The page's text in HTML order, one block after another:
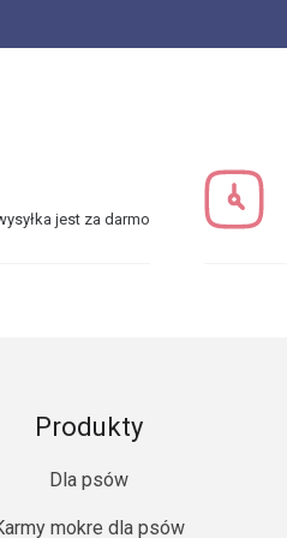
jest za darmo
Produkty
Dla psów
mokre dla psów